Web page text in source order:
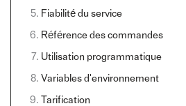
Fiabilité du service
Référence des commandes
Utilisation programmatique
Variables d'environnement
Tarification